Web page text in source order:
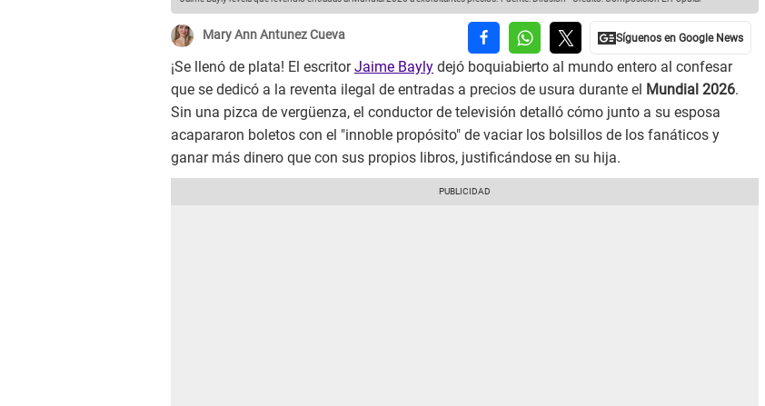
Mary Ann Antunez Cueva
¡Se llenó de plata! El escritorJaime Bayly dejó boquiabierto al mundo entero al confesar
que se dedicó a la reventa ilegal de entradas a precios de usura durante el Mundial 2026.
Sin una pizca de vergüenza, el conductor de televisión detalló cómo junto a su esposa
acapararon boletos con el "innoble propósito" de vaciar los bolsillos de los fanáticos y
ganar más dinero que con sus propios libros, justificándose en su hija.